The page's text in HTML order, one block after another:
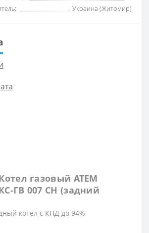
Украина (Житомир)
газовый АТЕМ
ГВ 007 СН (задний
котел с КПД до 94%